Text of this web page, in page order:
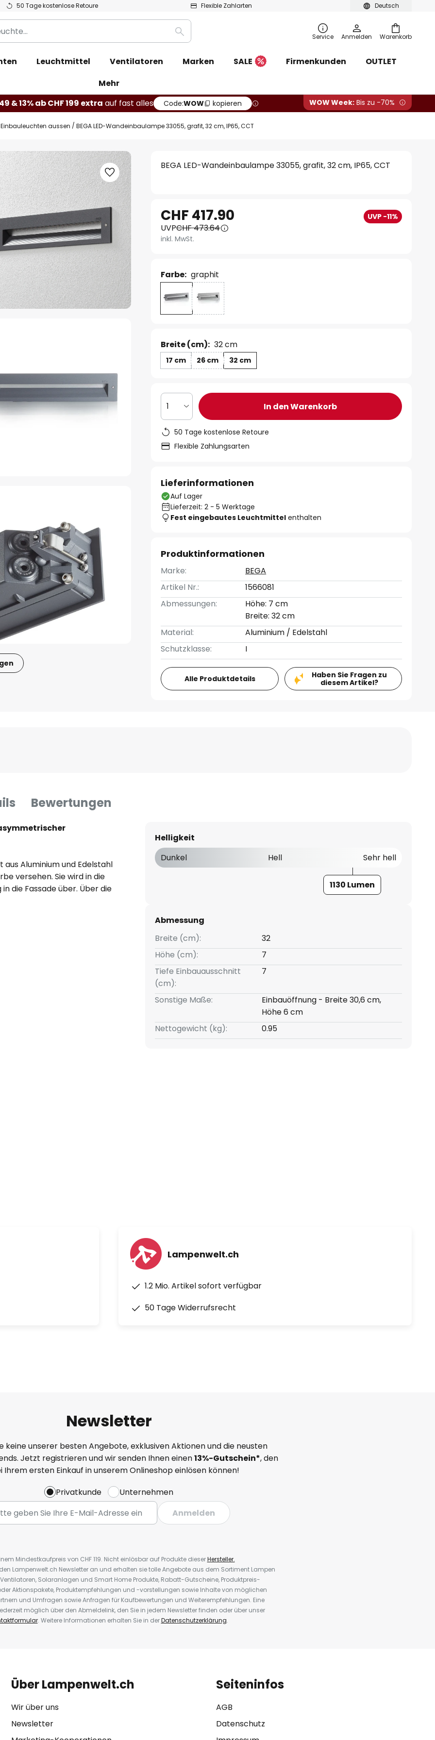
Deutsch
50 Tage kostenlose Retoure Flexible Zahlarten
Warenkorb
Suche Service Anmelden
Leuchtmittel Ventilatoren Marken SALE Firmenkunden
OUTLET
Mehr
& 13% ab CHF 199 extra auf fast alles Code:WOW kopieren WOW Week: Bis zu -70%
Einbauleuchten aussen BEGA LED-Wandeinbaulampe 33055, grafit, 32 cm, IP65, CCT
BEGA LED-Wandeinbaulampe 33055, grafit, 32 cm, IP65, CCT
CHF 417.90 UVP -11%
UVPCHF 473.64
inkl. MwSt.
Farbe: graphit
Breite (cm): 32 cm
17 cm 26 cm 32 cm
1 In den Warenkorb
50 Tage kostenlose Retoure
Flexible Zahlungsarten
Lieferinformationen
Auf Lager
Lieferzeit: 2 - 5 Werktage
Fest eingebautes Leuchtmittel enthalten
Produktinformationen
Marke:
BEGA
Artikel Nr.:
1566081
Abmessungen:
Höhe: 7 cm
Breite: 32 cm
Material:
Aluminium / Edelstahl
Schutzklasse:
I
Alle Produktdetails
Haben Sie Fragen zu
diesem Artikel?
Bewertungen
aus Aluminium und Edelstahl
versehen. Sie wird in die
die Fassade über. Über die
Einkerbung, die wie ein
sorgt für eine
Außerdem wird
gerade in der Dunkelheit sehr
im Außenbereich an
oder auch Eingängen zum
und sorgt vor
Helligkeit
Dunkel
Hell Sehr hell
1130 Lumen
Abmessung
Breite (cm):
32
Höhe (cm):
7
Tiefe Einbauausschnitt
(cm):
7
Sonstige Maße:
Einbauöffnung - Breite 30,6 cm,
Höhe 6 cm
Nettogewicht (kg):
0.95
Lampenwelt.ch
1.2 Mio. Artikel sofort verfügbar
50 Tage Widerrufsrecht
Newsletter
keine unserer besten Angebote, exklusiven Aktionen und die neusten
Jetzt registrieren und wir senden Ihnen einen13%-Gutschein*, den
Ihrem ersten Einkauf in unserem Onlineshop einlösen können!
Privatkunde
Unternehmen
Anmelden
Mindestkaufpreis von CHF 119. Nicht einlösbar auf Produkte dieserHersteller.
Lampenwelt.ch Newsletter an und erhalten sie tolle Angebote aus dem Sortiment Lampen
Solaranlagen und Smart Home Produkte, Rabatt-Gutscheine, Produktpreis-
Aktionspakete, Produktempfehlungen und -vorstellungen sowie Inhalte von möglichen
und Umfragen sowie Anfragen für Kaufbewertungen und Weiterempfehlungen. Eine
möglich über den Abmeldelink, den Sie in jedem Newsletter finden oder über unser
. Weitere Informationen erhalten Sie in derDatenschutzerklärung.
Über Lampenwelt.ch
Wir über uns
Newsletter
Seiteninfos
AGB
Datenschutz